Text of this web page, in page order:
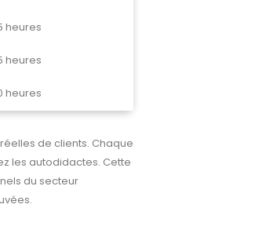
heures
heures
heures
de clients. Chaque
les autodidactes. Cette
du secteur